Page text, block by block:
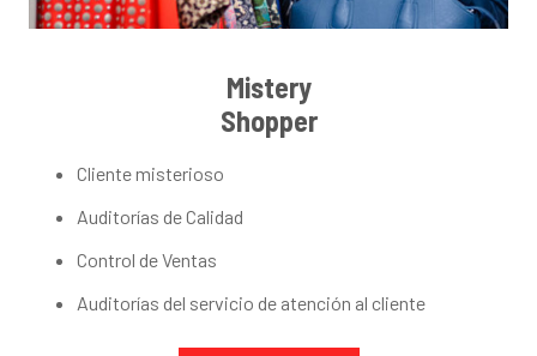
Mistery
Shopper
Cliente misterioso
Auditorías de Calidad
Control de Ventas
Auditorías del servicio de atención al cliente